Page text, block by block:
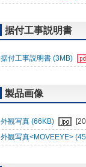
据付工事説明書
据付工事説明書 (3MB)
製品画像
外観写真 (66KB)
外観写真<MOVEEYE>